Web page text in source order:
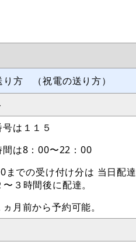
り方 （祝電の送り方）
は１１５
は8：00〜22：00
での受け付け分は 当日配達
３時間後に配達。
月前から予約可能。